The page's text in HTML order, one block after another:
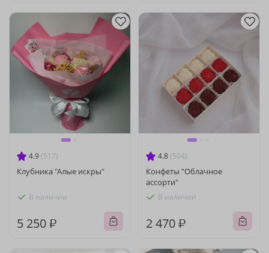
4.9 (517)
Клубника "Алые искры"
В наличии
5 250 ₽
4.8 (504)
Конфеты "Облачное
ассорти"
В наличии
2 470 ₽